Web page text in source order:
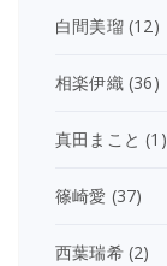
白間美瑠(12)
相楽伊織(36)
真田まこと (1)
篠崎愛 (37)
西葉瑞希(2)